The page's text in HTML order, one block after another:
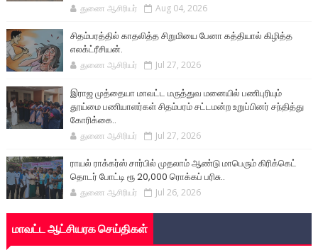
துணை ஆசிரியர் Aug 04, 2026
சிதம்பரத்தில் காதலித்த சிறுமியை பேனா கத்தியால் கிழித்த
எலக்ட்ரீசியன்.
துணை ஆசிரியர் Jul 27, 2026
இராஜ முத்தையா மாவட்ட மருத்துவ மனையில் பணிபுரியும்
தூய்மை பணியாளர்கள் சிதம்பரம் சட்டமன்ற உறுப்பினர் சந்தித்து
கோரிக்கை..
துணை ஆசிரியர் Jul 27, 2026
ராயல் ராக்கர்ஸ் சார்பில் முதலாம் ஆண்டு மாபெரும் கிரிக்கெட்
தொடர் போட்டி ரூ 20,000 ரொக்கப் பரிசு..
துணை ஆசிரியர் Jul 26, 2026
மாவட்ட ஆட்சியரக செய்திகள்